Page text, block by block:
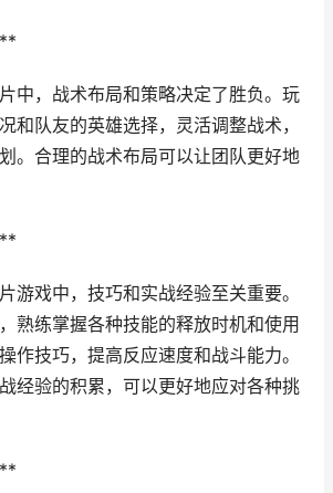
中，战术布局和策略决定了胜负。玩
和队友的英雄选择，灵活调整战术，
。合理的战术布局可以让团队更好地
游戏中，技巧和实战经验至关重要。
熟练掌握各种技能的释放时机和使用
作技巧，提高反应速度和战斗能力。
经验的积累，可以更好地应对各种挑